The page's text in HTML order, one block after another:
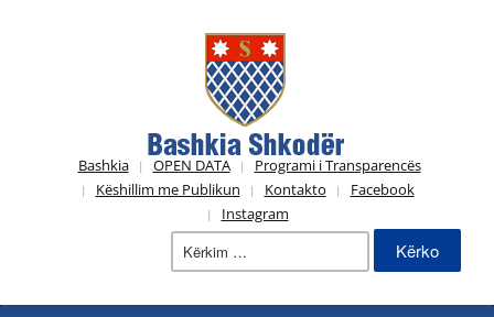
Bashkia OPEN DATA
Programi i Transparencës
Këshillim me Publikun
Kontakto
Facebook
Instagram
Kërko